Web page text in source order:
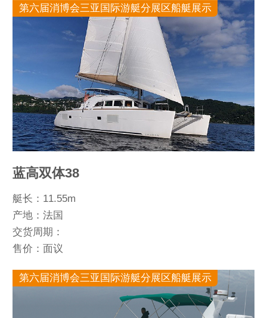
第六届消博会三亚国际游艇分展区船艇展示
蓝高双体38
艇长：11.55m
产地：法国
交货周期：
售价：面议
第六届消博会三亚国际游艇分展区船艇展示